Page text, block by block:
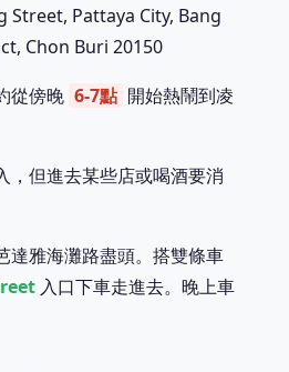
Street, Pattaya City, Bang
Chon Buri 20150
從傍晚 6-7點 開始熱鬧到凌
，但進去某些店或喝酒要消
達雅海灘路盡頭。搭雙條車
入口下車走進去。晚上車